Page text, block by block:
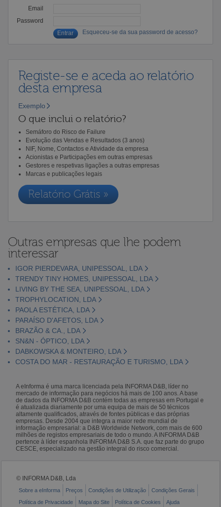
Email
Password
Esqueceu-se da sua password de acesso?
Registe-se e aceda ao relatório
desta empresa
Exemplo
O que inclui o relatório?
Semáforo do Risco de Failure
Evolução das Vendas e Resultados (3 anos)
NIF, Nome, Contactos e Atividade da empresa
Acionistas e Participações em outras empresas
Gestores e respetivas ligações a outras empresas
Marcas e publicações legais
Relatório Grátis »
Outras empresas que lhe podem
interessar
IGOR PIERDEVARA, UNIPESSOAL, LDA
TRENDY TINY HOMES, UNIPESSOAL, LDA
LIVING BY THE SEA, UNIPESSOAL, LDA
TROPHYLOCATION, LDA
PAOLA ESTÉTICA, LDA
PARAÍSO D'AFETOS, LDA
BRAZÃO & CA., LDA
SN&N - ÓPTICO, LDA
DABKOWSKA & MONTEIRO, LDA
COSTA DO MAR - RESTAURAÇÃO E TURISMO, LDA
A eInforma é uma marca licenciada pela INFORMA D&B, líder no
mercado de informação para negócios há mais de 100 anos. A base
de dados da INFORMA D&B contém todas as empresas em Portugal e
é atualizada diariamente por uma equipa de mais de 50 técnicos
altamente qualificados, através de fontes públicas e das próprias
empresas. Desde 2004 que integra a maior rede mundial de
informação empresarial: a D&B Worldwide Network, com mais de 600
milhões de registos empresariais de todo o mundo. A INFORMA D&B
pertence à líder espanhola INFORMA D&B S.A. que faz parte do grupo
CESCE, especializado na gestão integral do risco comercial.
© INFORMA D&B, Lda
Sobre a eInforma Preços Condições de Utilização
Condições Gerais
Política de Privacidade
Mapa do Site Política de Cookies Ajuda